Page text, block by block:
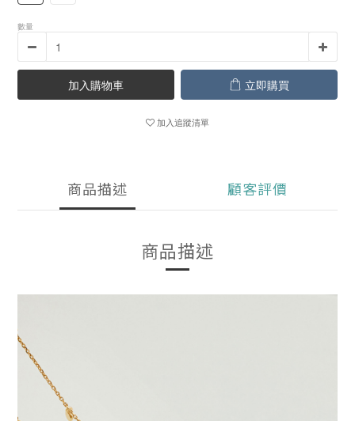
數量
加入購物車 立即購買
加入追蹤清單
商品描述 顧客評價
商品描述